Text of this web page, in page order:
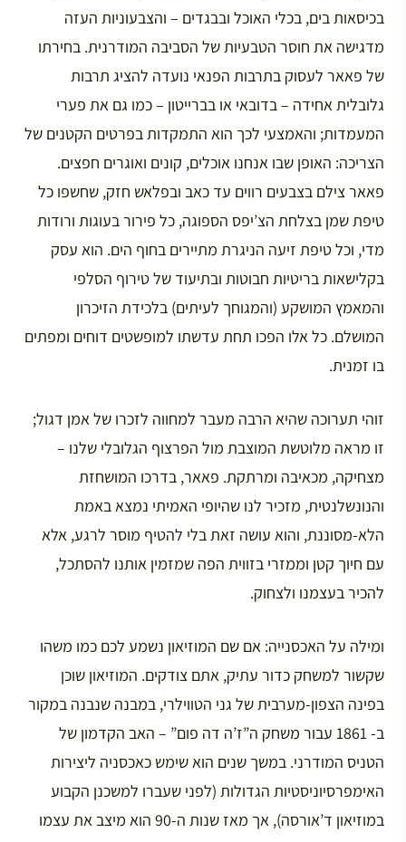
בכיסאות בים, בכלי האוכל ובבגדים – והצבעוניות העזה
מדגישה את חוסר הטבעיות של הסביבה המודרנית. בחירתו
של פאאר לעסוק בתרבות הפנאי נועדה להציג תרבות
גלובלית אחידה – בדובאי או בברייטון – כמו גם את פערי
המעמדות; והאמצעי לכך הוא התמקדות בפרטים הקטנים של
הצריכה: האופן שבו אנחנו אוכלים, קונים ואוגרים חפצים.
פאאר צילם בצבעים רווים עד כאב ובפלאש חזק, שחשפו כל
טיפת שמן בצלחת הצ’יפס הספוגה, כל פירור בעוגות ורודות
מדי, וכל טיפת זיעה הניגרת מתיירים בחוף הים. הוא עסק
בקלישאות בריטיות חבוטות ובתיעוד של טירוף הסלפי
והמאמץ המושקע (והמגוחך לעיתים) בלכידת הזיכרון
המושלם. כל אלו הפכו תחת עדשתו למופשטים דוחים ומפתים
בו זמנית.
זוהי תערוכה שהיא הרבה מעבר למחווה לזכרו של אמן דגול;
זו מראה מלוטשת המוצבת מול הפרצוף הגלובלי שלנו –
מצחיקה, מכאיבה ומרתקת. פאאר, בדרכו המושחזת
והנונשלנטית, מזכיר לנו שהיופי האמיתי נמצא באמת
הלא-מסוננת, והוא עושה זאת בלי להטיף מוסר לרגע, אלא
עם חיוך קטן וממזרי בזווית הפה שמזמין אותנו להסתכל,
להכיר בעצמנו ולצחוק.
ומילה על האכסנייה: אם שם המוזיאון נשמע לכם כמו משהו
שקשור למשחק כדור עתיק, אתם צודקים. המוזיאון שוכן
בפינה הצפון-מערבית של גני הטווילרי, במבנה שנבנה במקור
ב- 1861 עבור משחק ה”ז’ה דה פום” – האב הקדמון של
הטניס המודרני. במשך שנים הוא שימש כאכסניה ליצירות
האימפרסיוניסטיות הגדולות (לפני שעברו למשכנן הקבוע
במוזיאון ד’אורסה), אך מאז שנות ה-90 הוא מיצב את עצמו